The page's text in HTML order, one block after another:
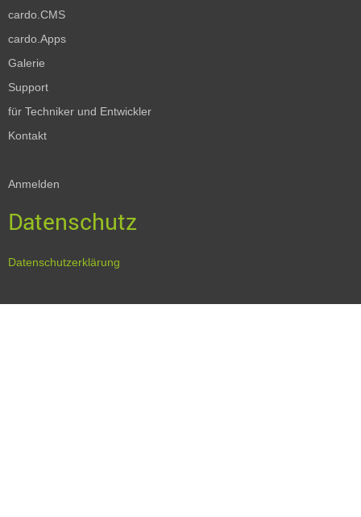
cardo.CMS
cardo.Apps
Galerie
Support
für Techniker und Entwickler
Kontakt
Anmelden
Datenschutz
Datenschutzerklärung